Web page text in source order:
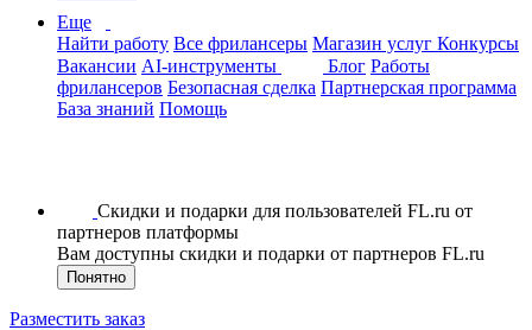
Еще
Найти работу Все фрилансеры Магазин услуг Конкурсы
Вакансии AI-инструменты Блог Работы
фрилансеров Безопасная сделка Партнерская программа
База знаний Помощь
Скидки и подарки для пользователей FL.ru от
партнеров платформы
Вам доступны скидки и подарки от партнеров FL.ru
Понятно
Разместить заказ